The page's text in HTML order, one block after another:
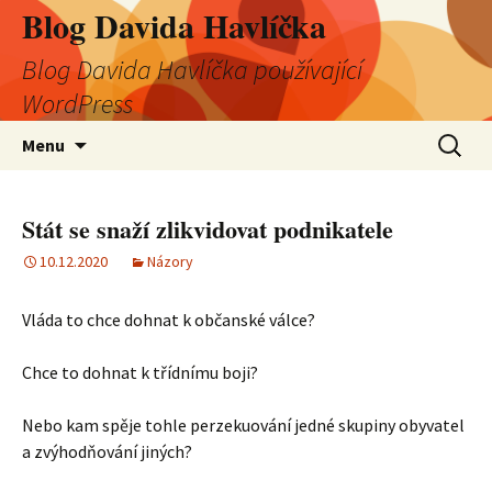
Blog Davida Havlíčka
Blog Davida Havlíčka používající
WordPress
Menu
Stát se snaží zlikvidovat podnikatele
10.12.2020 Názory
Vláda to chce dohnat k občanské válce?
Chce to dohnat k třídnímu boji?
Nebo kam spěje tohle perzekuování jedné skupiny obyvatel
a zvýhodňování jiných?